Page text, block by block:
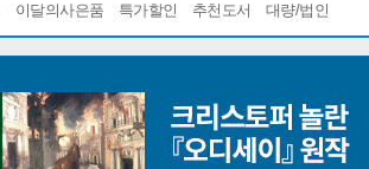
이달의사은품 특가할인 추천도서 대량/법인